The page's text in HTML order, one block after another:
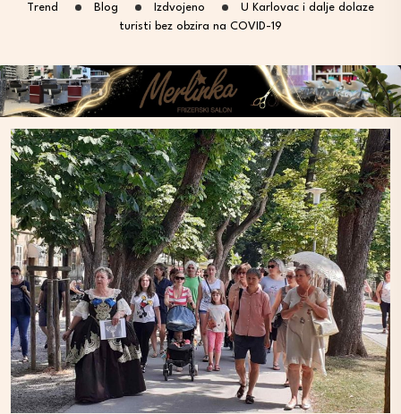
Trend Blog Izdvojeno
U Karlovac i dalje dolaze
turisti bez obzira na COVID-19